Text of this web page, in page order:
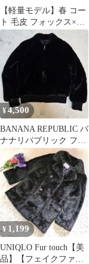
【軽量モデル】春 コー
ト 毛皮 フォックス×ラ
ビット ベージュ Mサイ
ズ
¥4,500
BANANA REPUBLIC バ
ナナリパブリック ファ
ーブルゾン 黒 xs
¥ 1,199
UNIQLO Fur touch【美
品】【フェイクファ